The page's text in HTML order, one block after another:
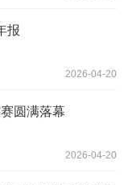
报
2026-04-20
圆满落幕
2026-04-20